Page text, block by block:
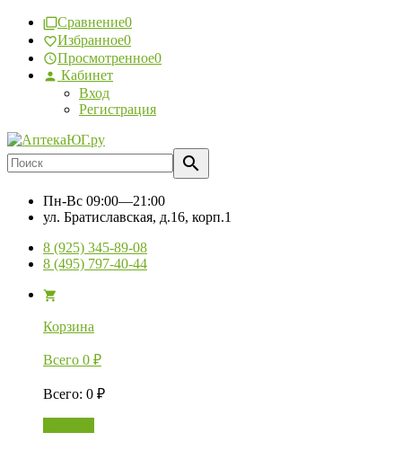
Сравнение0
Избранное0
Просмотренное0
Кабинет
Вход
Регистрация
Пн-Вс 09:00—21:00
ул. Братиславская, д.16, корп.1
8 (925) 345-89-08
8 (495) 797-40-44
Корзина
Всего 0 ₽
Всего: 0 ₽